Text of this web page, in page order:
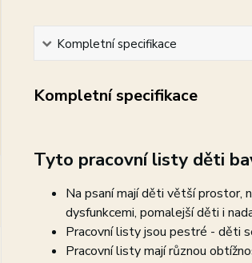
Kompletní specifikace
Kompletní specifikace
Tyto pracovní listy děti
Na psaní mají děti větší prostor,
dysfunkcemi, pomalejší děti i
Pracovní listy jsou pestré - děti
Pracovní listy mají různou